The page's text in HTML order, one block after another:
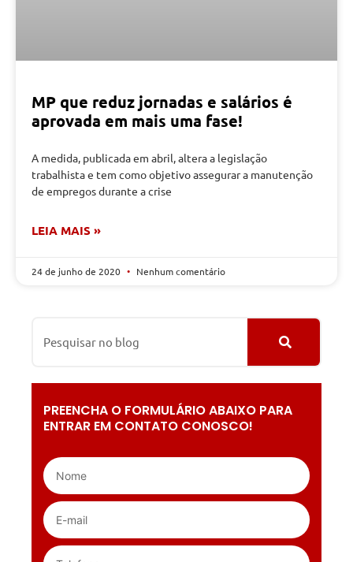
MP que reduz jornadas e salários é
aprovada em mais uma fase!
A medida, publicada em abril, altera a legislação
trabalhista e tem como objetivo assegurar a manutenção
de empregos durante a crise
LEIA MAIS »
24 de junho de 2020 Nenhum comentário
PREENCHA O FORMULÁRIO ABAIXO PARA
ENTRAR EM CONTATO CONOSCO!